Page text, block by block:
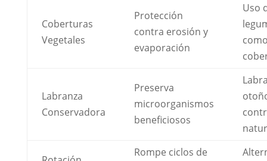
Coberturas
Vegetales
Protección
contra erosión y
evaporación
Uso
Labranza
Conservadora
Preserva
microorganismos
beneficiosos
Rompe ciclos de